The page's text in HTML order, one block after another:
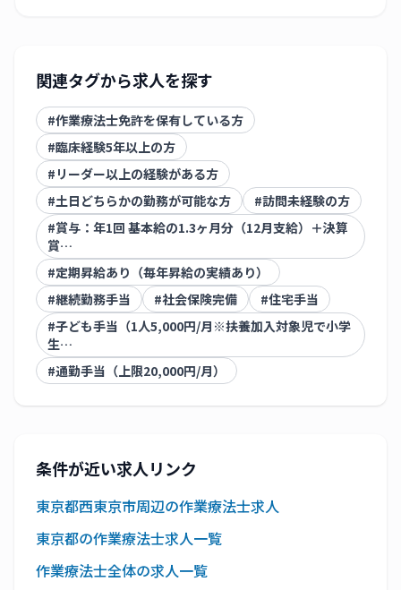
関連タグから求人を探す
#作業療法士免許を保有している方
#臨床経験5年以上の方
# リーダー以上の経験がある方
#土日どちらかの勤務が可能な方 #訪問未経験の方
#賞与：年1回 基本給の1.3ヶ月分（12月支給）＋決算
賞…
#定期昇給あり（毎年昇給の実績あり）
#継続勤務手当 #社会保険完備 #住宅手当
#子ども手当（1人5,000円/月※扶養加入対象児で小学
生…
#通勤手当（上限20,000円/月）
条件が近い求人リンク
東京都西東京市周辺の作業療法士求人
東京都の作業療法士求人一覧
作業療法士全体の求人一覧